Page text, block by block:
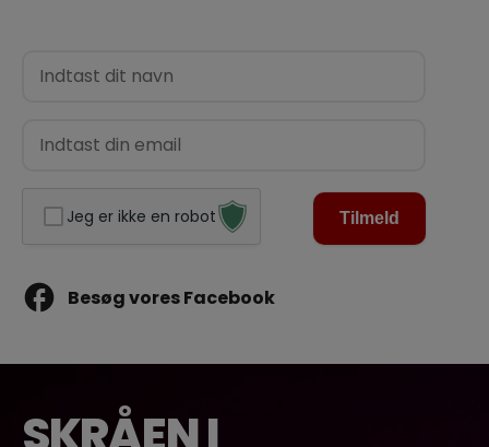
Navn (Påkrævet)
mail
Jeg er ikke en robot
Besøg vores Facebook